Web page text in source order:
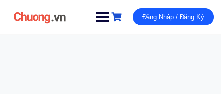
Đăng Nhập / Đăng Ký